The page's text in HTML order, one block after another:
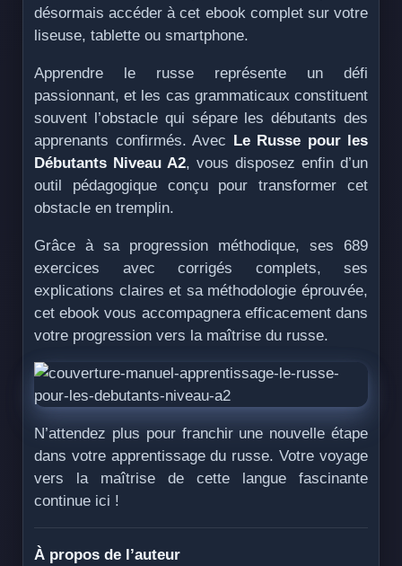
désormais accéder à cet ebook complet sur votre
liseuse, tablette ou smartphone.
Apprendre le russe représente un défi
passionnant, et les cas grammaticaux constituent
souvent l’obstacle qui sépare les débutants des
apprenants confirmés. Avec Le Russe pour les
Débutants Niveau A2, vous disposez enfin d’un
outil pédagogique conçu pour transformer cet
obstacle en tremplin.
Grâce à sa progression méthodique, ses 689
exercices avec corrigés complets, ses
explications claires et sa méthodologie éprouvée,
cet ebook vous accompagnera efficacement dans
votre progression vers la maîtrise du russe.
N’attendez plus pour franchir une nouvelle étape
dans votre apprentissage du russe. Votre voyage
vers la maîtrise de cette langue fascinante
continue ici !
À propos de l’auteur